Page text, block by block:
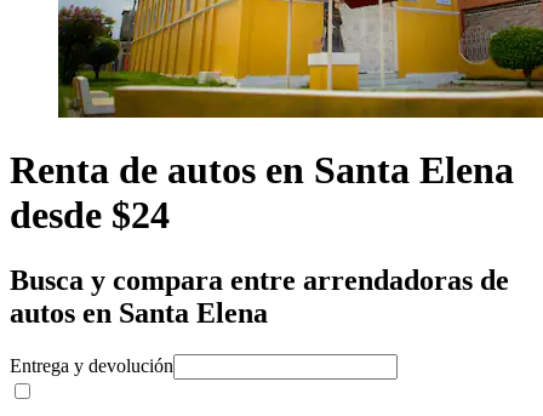
Renta de autos en Santa Elena
desde $24
Busca y compara entre arrendadoras de
autos en Santa Elena
Entrega y devolución